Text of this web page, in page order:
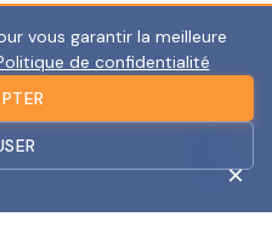
vous garantir la meilleure
de confidentialité
×